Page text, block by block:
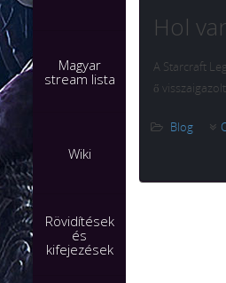
Magyar
stream lista
Wiki
Rövidítések
és
kifejezések
Hol
A Starcraft
ő
Blog